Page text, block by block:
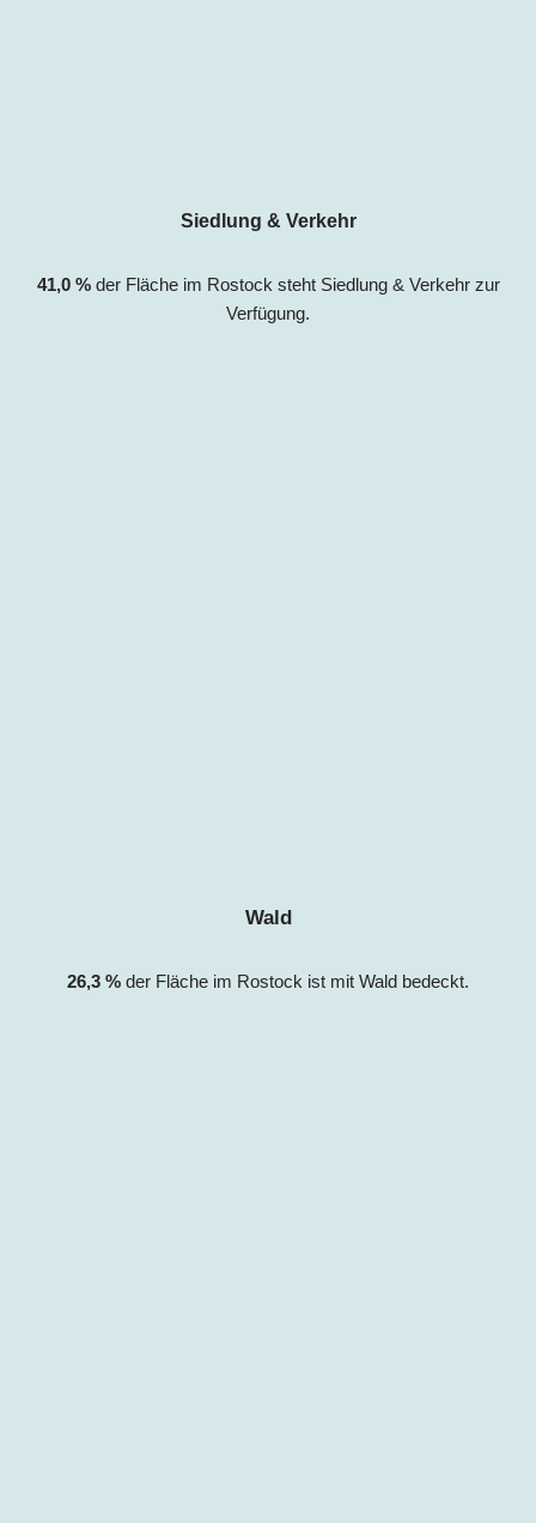
Siedlung & Verkehr
41,0 %der Fläche im Rostock steht Siedlung & Verkehr zur
Verfügung.
Wald
26,3 % der Fläche im Rostock ist mit Wald bedeckt.